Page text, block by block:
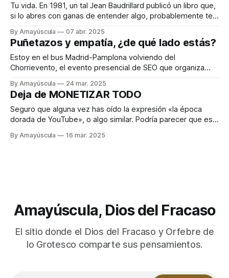
La
Tu vida. En 1981, un tal Jean Baudrillard publicó un libro que,
si lo abres con ganas de entender algo, probablemente te
precisamente una lectura ligera. Pero hay una idea que
atraviesa el texto como un cuchillo y sigue siendo más
By Amayúscula 07 abr. 2025
Puñetazos y empatía, ¿de qué lado estás?
Estoy en el bus Madrid-Pamplona volviendo del
Chorrievento, el evento presencial de SEO que organiza
de ida, donde tenía menos espacio que en cualquier viaje
de Vueling que recuerde, ahora voy escribiendo en mi iPad
esta newsletter como si fuera
By Amayúscula 24 mar. 2025
Deja de MONETIZAR TODO
Seguro que alguna vez has oído la expresión «la época
dorada de YouTube», o algo similar. Podría parecer que esa
algoritmo que supuestamente premia la calidad y
By Amayúscula 16 mar. 2025
Amayúscula, Dios del Fracaso
El sitio donde el Dios del Fracaso y Orfebre de
lo Grotesco comparte sus pensamientos.